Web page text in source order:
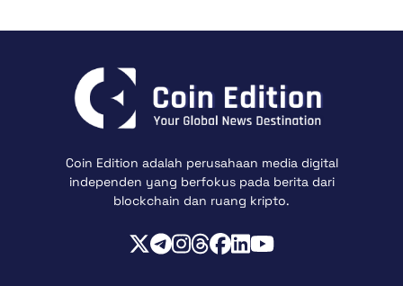
Coin Edition adalah perusahaan media digital
independen yang berfokus pada berita dari
blockchain dan ruang kripto.